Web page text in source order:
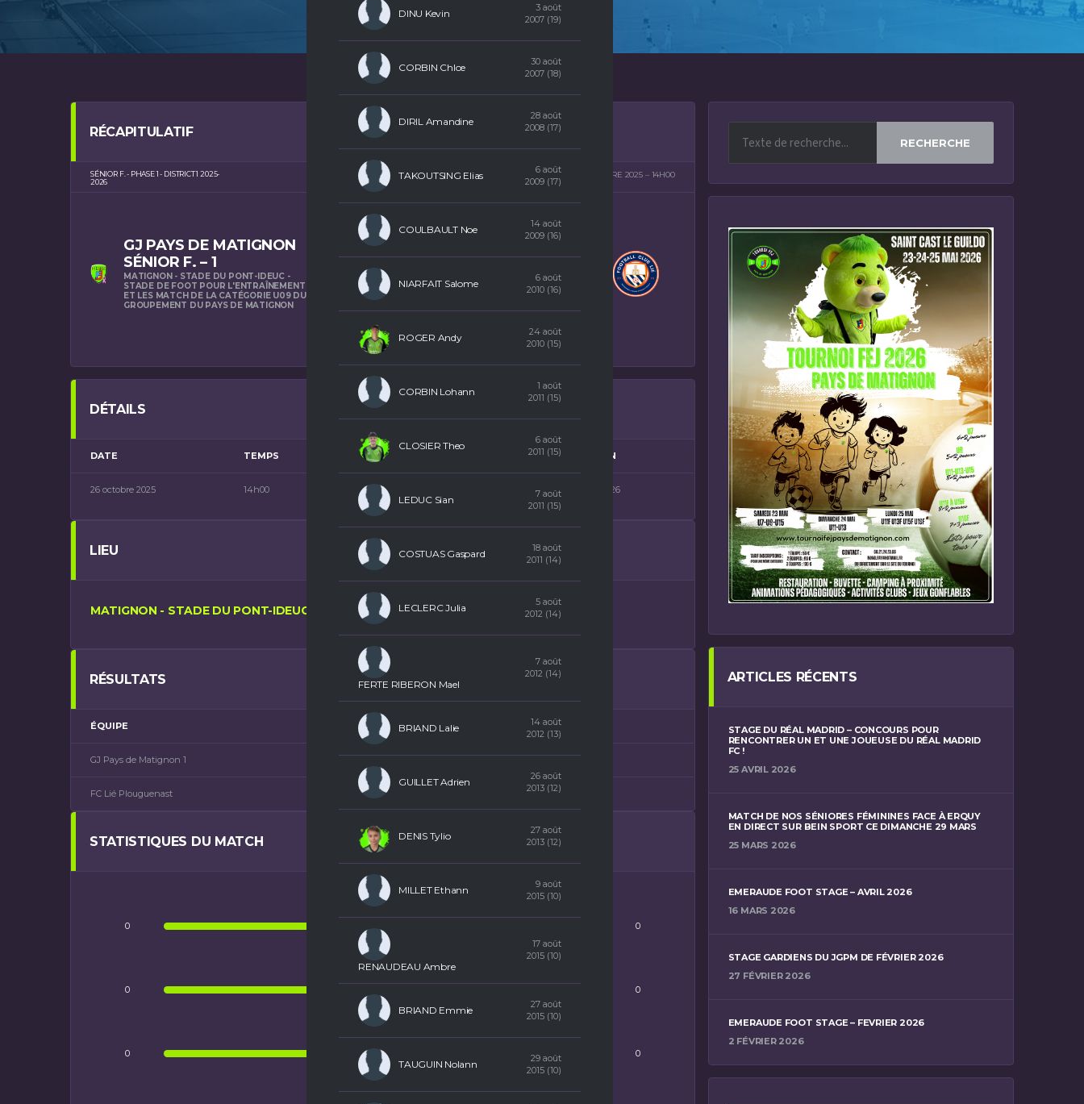
DINU Kevin
3 août
2007 (19)
CORBIN Chloe
30 août
2007 (18)
DIRIL Amandine
28 août
2008 (17)
TAKOUTSING Elias
6 août
2009 (17)
COULBAULT Noe
14 août
2009 (16)
NIARFAIT Salome
6 août
2010 (16)
ROGER Andy
24 août
2010 (15)
CORBIN Lohann
1 août
2011 (15)
CLOSIER Theo
6 août
2011 (15)
LEDUC Sian
7 août
2011 (15)
COSTUAS Gaspard
18 août
2011 (14)
LECLERC Julia
5 août
2012 (14)
FERTE RIBERON Mael
7 août
2012 (14)
BRIAND Lalie
14 août
2012 (13)
GUILLET Adrien
26 août
2013 (12)
DENIS Tylio
27 août
2013 (12)
MILLET Ethann
9 août
2015 (10)
RENAUDEAU Ambre
17 août
2015 (10)
BRIAND Emmie
27 août
2015 (10)
TAUGUIN Nolann
29 août
2015 (10)
RÉCAPITULATIF
SÉNIOR F. - PHASE 1 - DISTRICT 1 2025-
2026
MATIGNON - STADE DU PONT-IDEUC 26 OCTOBRE 2025 14H00
GJ PAYS DE MATIGNON
SÉNIOR F. – 1
MATIGNON - STADE DU PONT-IDEUC -
STADE DE FOOT POUR L'ENTRAÎNEMENT
ET LES MATCH DE LA CATÉGORIE U09 DU
GROUPEMENT DU PAYS DE MATIGNON
FC LIÉ
PLOUGUENAST
SÉNIOR F.
LANGAST CRESPIN - 22150
–
PRÉVISUALISATION
DÉTAILS
DATE TEMPS CATÉGORIE SAISON
26 octobre 2025 14h00 Sénior F. - Phase 1 - District 1 2025-2026
LIEU
MATIGNON - STADE DU PONT-IDEUC
RÉSULTATS
ÉQUIPE BUTS RÉSULTAT
GJ Pays de Matignon 1
FC Lié Plouguenast
STATISTIQUES DU MATCH
BUTS
0 0
PASSES DÉCISIVES
0 0
CARTONS JAUNES
0 0
CARTONS ROUGES
RECHERCHE
ARTICLES RÉCENTS
STAGE DU RÉAL MADRID – CONCOURS POUR
RENCONTRER UN ET UNE JOUEUSE DU RÉAL MADRID
FC !
25 AVRIL 2026
MATCH DE NOS SÉNIORES FÉMININES FACE À ERQUY
EN DIRECT SUR BEIN SPORT CE DIMANCHE 29 MARS
25 MARS 2026
EMERAUDE FOOT STAGE – AVRIL 2026
16 MARS 2026
STAGE GARDIENS DU JGPM DE FÉVRIER 2026
27 FÉVRIER 2026
EMERAUDE FOOT STAGE – FEVRIER 2026
2 FÉVRIER 2026